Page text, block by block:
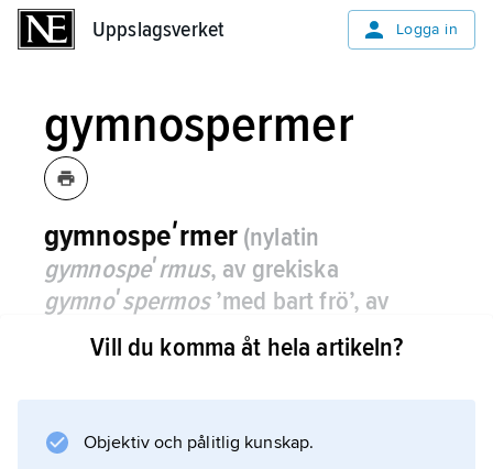
Uppslagsverket Logga in
gymnospermer
gymnospeʹrmer (nylatin
gymnospeʹrmus, av grekiska
gymnoʹspermos’med bart frö’, av
gymnoʹs ’naken’ och speʹrma’frö’)
detsamma somnakenfröiga växter.
Vill du komma åt hela artikeln?
Objektiv och pålitlig kunskap.